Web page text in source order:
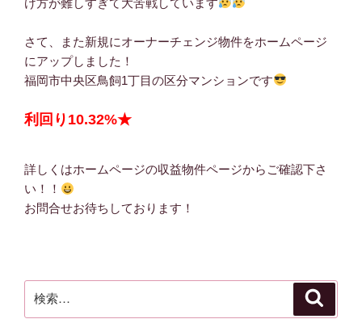
さて、また新規にオーナーチェンジ物件をホームページ
にアップしました！
福岡市中央区鳥飼1丁目の区分マンションです
利回り10.32%★
詳しくはホームページの収益物件ページからご確認下さ
い！！
お問合せお待ちしております！
索: